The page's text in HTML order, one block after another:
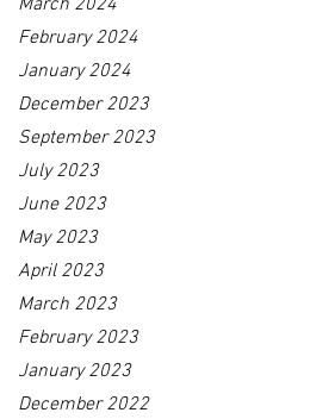
March 2024
February 2024
January 2024
December 2023
September 2023
July 2023
June 2023
May 2023
April 2023
March 2023
February 2023
January 2023
December 2022